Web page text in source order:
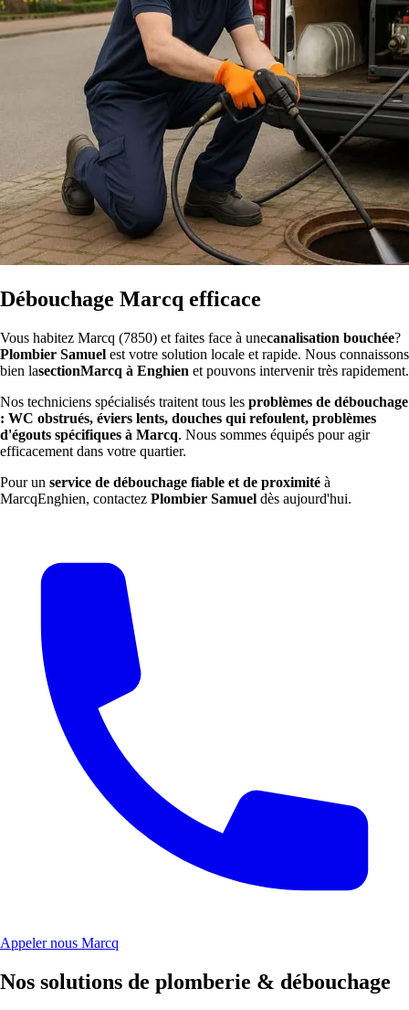
Débouchage Marcq efficace
Vous habitez Marcq (7850) et faites face à unecanalisation bouchée?
Plombier Samuel est votre solution locale et rapide. Nous connaissons
bien lasectionMarcq à Enghien et pouvons intervenir très rapidement.
Nos techniciens spécialisés traitent tous les problèmes de débouchage
: WC obstrués, éviers lents, douches qui refoulent, problèmes
d'égouts spécifiques à Marcq. Nous sommes équipés pour agir
efficacement dans votre quartier.
Pour un service de débouchage fiable et de proximité à
MarcqEnghien, contactez Plombier Samuel dès aujourd'hui.
Appeler nous Marcq
Nos solutions de plomberie & débouchage